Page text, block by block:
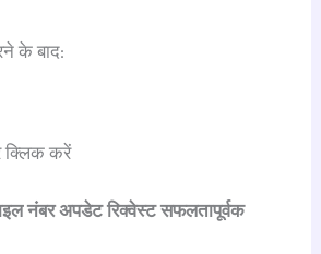
के बाद:
क्लिक करें
नंबर अपडेट रिक्वेस्ट सफलतापूर्वक